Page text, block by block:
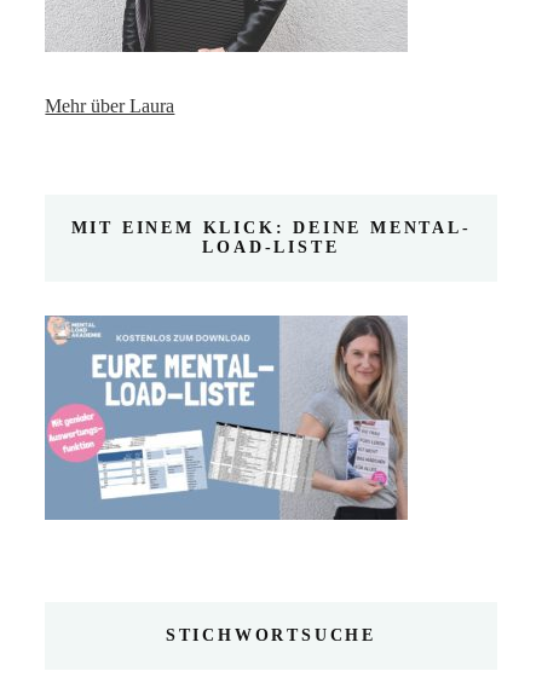
Mehr über Laura
MIT EINEM KLICK: DEINE MENTAL-
LOAD-LISTE
STICHWORTSUCHE